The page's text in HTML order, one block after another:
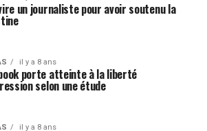
un journaliste pour avoir soutenu la
il y a 8 ans
porte atteinte à la liberté
selon une étude
il y a 8 ans